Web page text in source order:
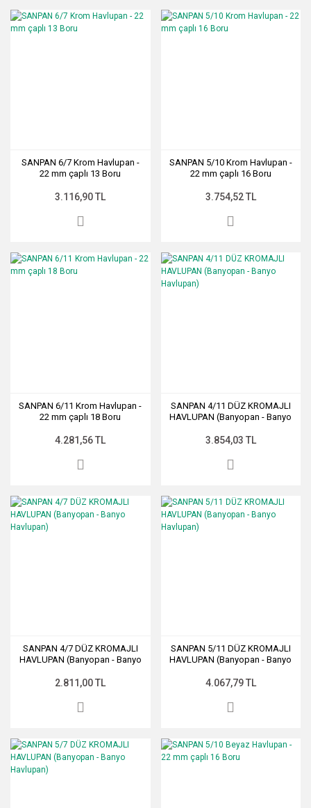
SANPAN 6/7 Krom Havlupan -
22 mm çaplı 13 Boru
3.116,90 TL
SANPAN 5/10 Krom Havlupan -
22 mm çaplı 16 Boru
3.754,52 TL
SANPAN 6/11 Krom Havlupan -
22 mm çaplı 18 Boru
4.281,56 TL
SANPAN 4/11 DÜZ KROMAJLI
HAVLUPAN (Banyopan - Banyo
3.854,03 TL
SANPAN 4/7 DÜZ KROMAJLI
HAVLUPAN (Banyopan - Banyo
2.811,00 TL
SANPAN 5/11 DÜZ KROMAJLI
HAVLUPAN (Banyopan - Banyo
4.067,79 TL